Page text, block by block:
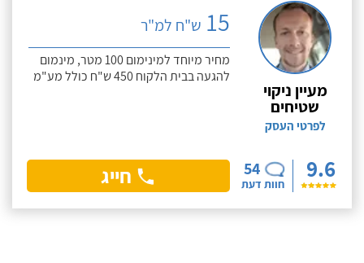
מעיין ניקוי
שטיחים
לפרטי העסק
9.6
54
חוות דעת
15 ש"ח למ"ר
מחיר מיוחד למינימום 100 מטר, מינמום
להגעה בבית הלקוח 450 ש"ח כולל מע"מ
חייג